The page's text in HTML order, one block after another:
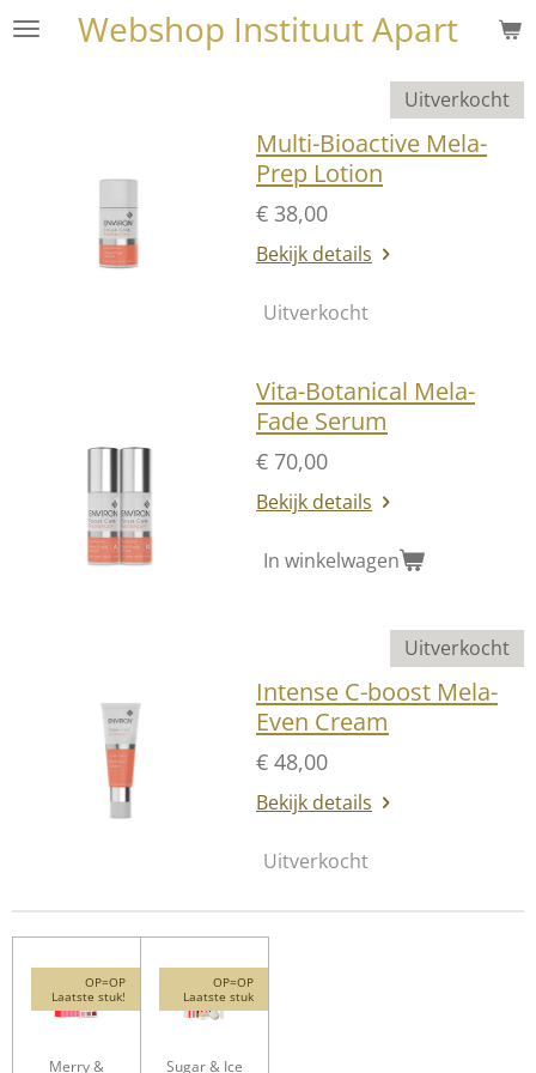
Ga
Webshop Instituut Apart
Uitverkocht
Multi-Bioactive Mela-
Prep Lotion
€ 38,00
Bekijk details
Uitverkocht
Vita-Botanical Mela-
Fade Serum
€ 70,00
Bekijk details
In winkelwagen
Uitverkocht
Intense C-boost Mela-
Even Cream
€ 48,00
Bekijk details
Uitverkocht
OP=OP
Laatste stuk!
Merry &
OP=OP
Laatste stuk
Sugar & Ice